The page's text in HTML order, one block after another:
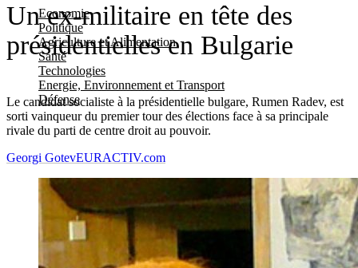
Economie
Politique
Agriculture et Alimentation
Santé
Technologies
Energie, Environnement et Transport
Défense
Un ex-militaire en tête des
présidentielles en Bulgarie
Le candidat socialiste à la présidentielle bulgare, Rumen Radev, est
sorti vainqueur du premier tour des élections face à sa principale
rivale du parti de centre droit au pouvoir.
Georgi GotevEURACTIV.com